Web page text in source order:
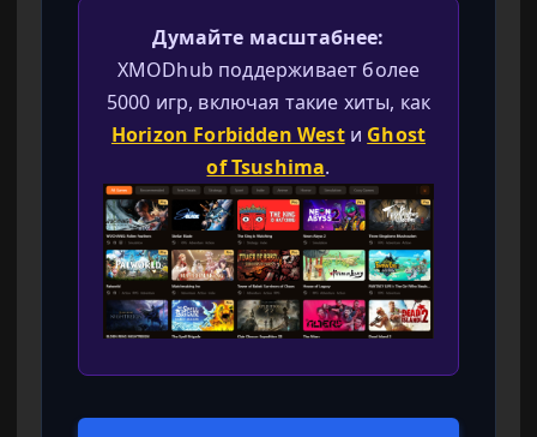
Думайте масштабнее:
XMODhub поддерживает более
5000 игр, включая такие хиты, как
Horizon Forbidden Westи Ghost
of Tsushima.